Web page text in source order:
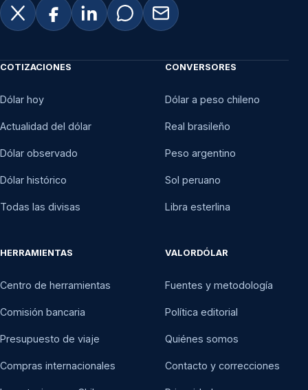
COTIZACIONES
Dólar hoy
Actualidad del dólar
Dólar observado
Dólar histórico
Todas las divisas
CONVERSORES
Dólar a peso chileno
Real brasileño
Peso argentino
Sol peruano
Libra esterlina
HERRAMIENTAS
Centro de herramientas
Comisión bancaria
Presupuesto de viaje
Compras internacionales
VALORDÓLAR
Fuentes y metodología
Política editorial
Quiénes somos
Contacto y correcciones